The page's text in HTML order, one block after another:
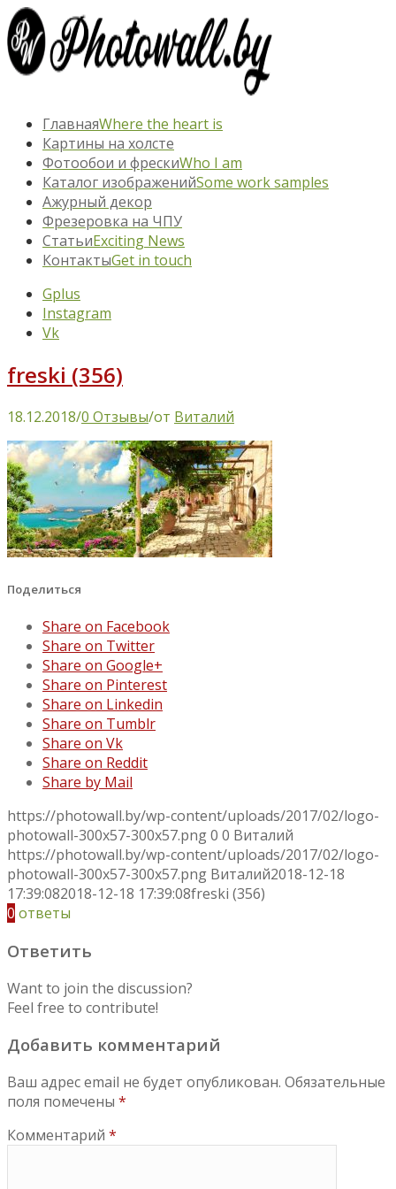
ГлавнаяWhere the heart is
Картины на холсте
Фотообои и фрескиWho I am
Каталог изображенийSome work samples
Ажурный декор
Фрезеровка на ЧПУ
СтатьиExciting News
КонтактыGet in touch
Gplus
Instagram
Vk
freski (356)
18.12.2018/0 Отзывы/от Виталий
Поделиться
Share on Facebook
Share on Twitter
Share on Google+
Share on Pinterest
Share on Linkedin
Share on Tumblr
Share on Vk
Share on Reddit
Share by Mail
https://photowall.by/wp-content/uploads/2017/02/logo-
photowall-300x57-300x57.png0 0 Виталий
https://photowall.by/wp-content/uploads/2017/02/logo-
photowall-300x57-300x57.png Виталий2018-12-18
17:39:082018-12-18 17:39:08freski (356)
0 ответы
Ответить
Want to join the discussion?
Feel free to contribute!
Добавить комментарий
Ваш адрес email не будет опубликован. Обязательные
поля помечены *
Комментарий *